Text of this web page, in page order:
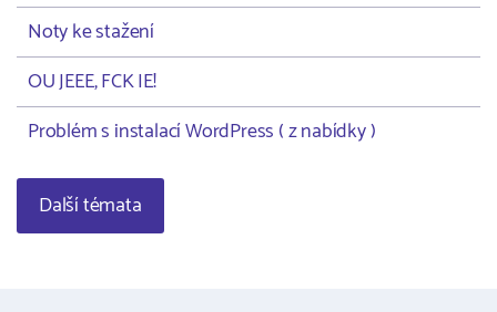
Noty ke stažení
OU JEEE, FCK IE!
Problém s instalací WordPress ( z nabídky )
Další témata